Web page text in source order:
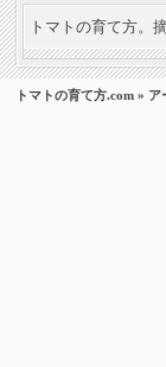
トマトの育て方。
トマトの育て方.com » ア